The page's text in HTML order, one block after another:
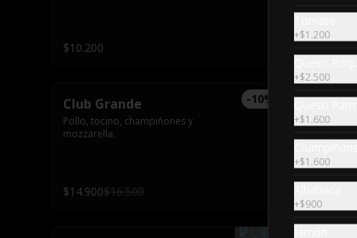
$10.200
-10%
Club Grande
Pollo, tocino, champiñones y
mozzarella.
$14.900$16.500
+$1.200
+$2.500
+$1.600
+$1.600
+$900